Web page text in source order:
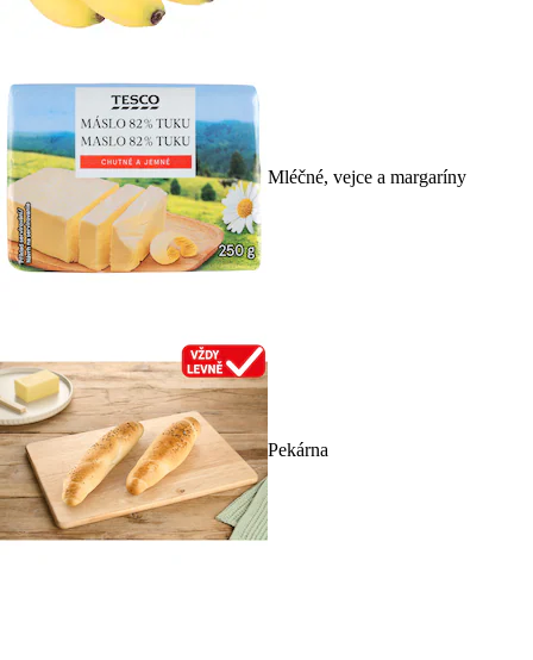
Mléčné, vejce a margaríny
Pekárna